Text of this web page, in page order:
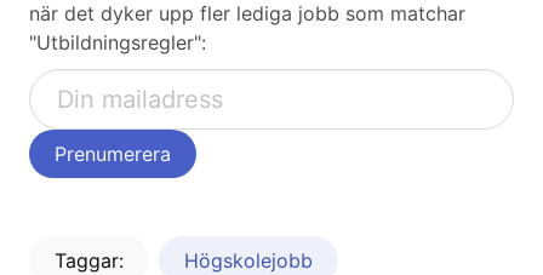
när det dyker upp fler lediga jobb som matchar
"Utbildningsregler":
Taggar: Högskolejobb